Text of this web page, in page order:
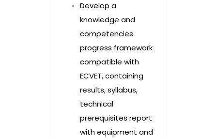
Develop a
knowledge and
competencies
progress framework
compatible with
ECVET, containing
results, syllabus,
technical
prerequisites report
with equipment and